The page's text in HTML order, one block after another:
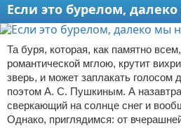
Если это бурелом,
Та буря, которая, как памятно
романтической мглою, крутит
зверь, и может заплакать голосом
поэтом А. С. Пушкиным. А
сверкающий на солнце снег и
Однако, приглядимся: от